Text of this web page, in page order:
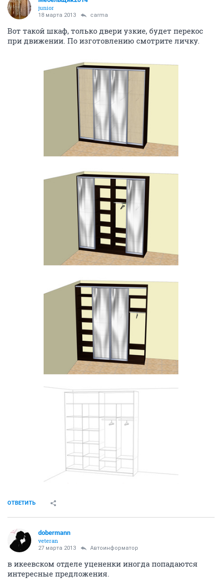
junior
18 марта 2013 carma
Вот такой шкаф, только двери узкие, будет перекос
при движении. По изготовлению смотрите личку.
ОТВЕТИТЬ
dobermann
veteran
27 марта 2013 Автоинформатор
в икеевском отделе уцененки иногда попадаются
интересные предложения.